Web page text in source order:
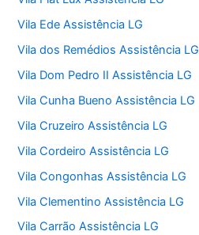
Vila Ede Assistência LG
Vila dos Remédios Assistência LG
Vila Dom Pedro II Assistência LG
Vila Cunha Bueno Assistência LG
Vila Cruzeiro Assistência LG
Vila Cordeiro Assistência LG
Vila Congonhas Assistência LG
Vila Clementino Assistência LG
Vila Carrão Assistência LG